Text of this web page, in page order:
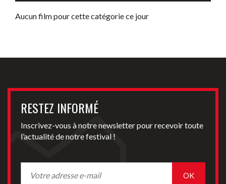
Aucun film pour cette catégorie ce jour
RESTEZ INFORMÉ
Inscrivez-vous à notre newsletter pour recevoir toute
l’actualité de notre festival !